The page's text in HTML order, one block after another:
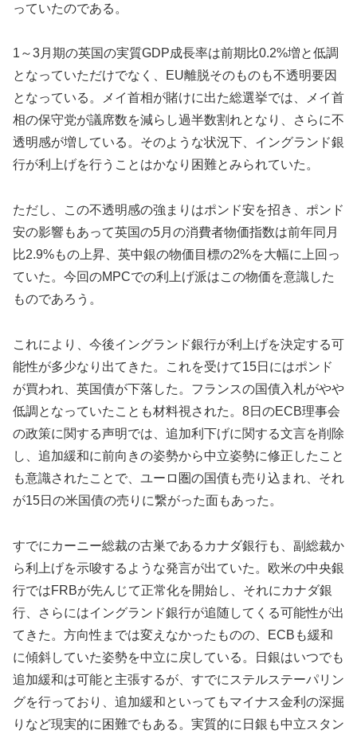
っていたのである。
1～3月期の英国の実質GDP成長率は前期比0.2%増と低調
となっていただけでなく、EU離脱そのものも不透明要因
となっている。メイ首相が賭けに出た総選挙では、メイ首
相の保守党が議席数を減らし過半数割れとなり、さらに不
透明感が増している。そのような状況下、イングランド銀
行が利上げを行うことはかなり困難とみられていた。
ただし、この不透明感の強まりはポンド安を招き、ポンド
安の影響もあって英国の5月の消費者物価指数は前年同月
比2.9%もの上昇、英中銀の物価目標の2%を大幅に上回っ
ていた。今回のMPCでの利上げ派はこの物価を意識した
ものであろう。
これにより、今後イングランド銀行が利上げを決定する可
能性が多少なり出てきた。これを受けて15日にはポンド
が買われ、英国債が下落した。フランスの国債入札がやや
低調となっていたことも材料視された。8日のECB理事会
の政策に関する声明では、追加利下げに関する文言を削除
し、追加緩和に前向きの姿勢から中立姿勢に修正したこと
も意識されたことで、ユーロ圏の国債も売り込まれ、それ
が15日の米国債の売りに繋がった面もあった。
すでにカーニー総裁の古巣であるカナダ銀行も、副総裁か
ら利上げを示唆するような発言が出ていた。欧米の中央銀
行ではFRBが先んじて正常化を開始し、それにカナダ銀
行、さらにはイングランド銀行が追随してくる可能性が出
てきた。方向性までは変えなかったものの、ECBも緩和
に傾斜していた姿勢を中立に戻している。日銀はいつでも
追加緩和は可能と主張するが、すでにステルステーパリン
グを行っており、追加緩和といってもマイナス金利の深掘
りなど現実的に困難でもある。実質的に日銀も中立スタン